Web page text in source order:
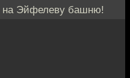
на Эйфелеву башню!